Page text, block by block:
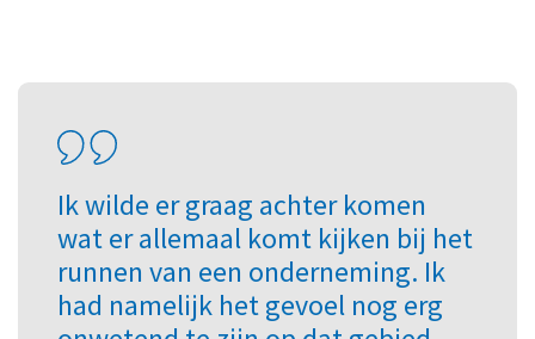
Ik wilde er graag achter komen
wat er allemaal komt kijken bij het
runnen van een onderneming. Ik
had namelijk het gevoel nog erg